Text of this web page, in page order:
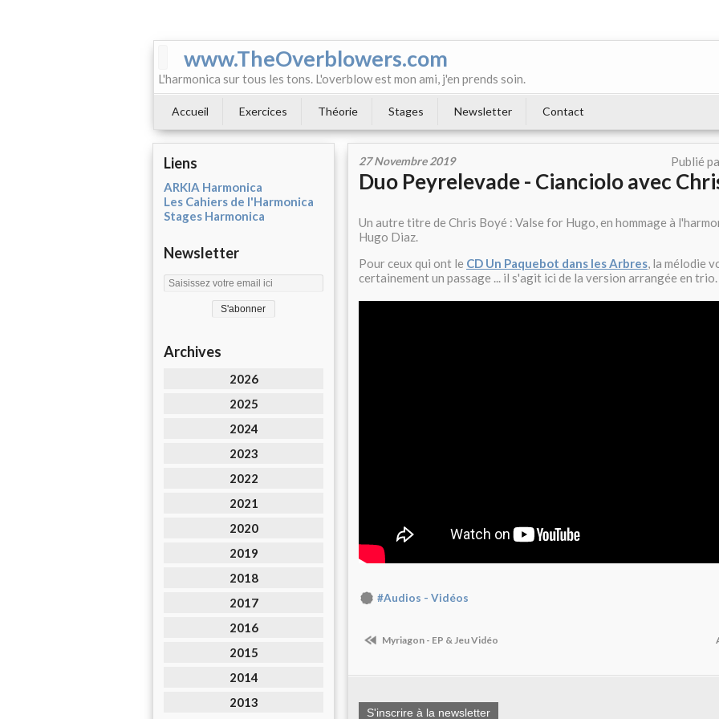
www.TheOverblowers.com
L'harmonica sur tous les tons. L'overblow est mon ami, j'en prends soin.
Accueil Exercices Théorie Stages Newsletter Contact
Liens
ARKIA Harmonica
Les Cahiers de l'Harmonica
Stages Harmonica
Newsletter
Archives
2026
2025
2024
2023
2022
2021
2020
2019
2018
2017
2016
2015
2014
2013
27 Novembre 2019 Publié
Duo Peyrelevade - Cianciolo avec
Un autre titre de Chris Boyé : Valse for Hugo, en hommage à
Hugo Diaz.
Pour ceux qui ont le CD Un Paquebot dans les Arbres, la mélodie
certainement un passage ... il s'agit ici de la version arrangée en trio.
#Audios - Vidéos
Myriagon - EP & Jeu Vidéo
S'inscrire à la newsletter